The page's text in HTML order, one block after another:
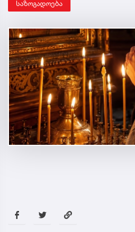
საზოგადოება